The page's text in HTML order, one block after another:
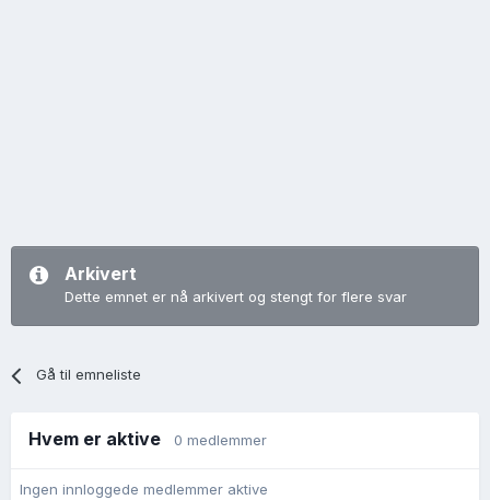
Arkivert
Dette emnet er nå arkivert og stengt for flere svar
Gå til emneliste
Hvem er aktive 0 medlemmer
Ingen innloggede medlemmer aktive